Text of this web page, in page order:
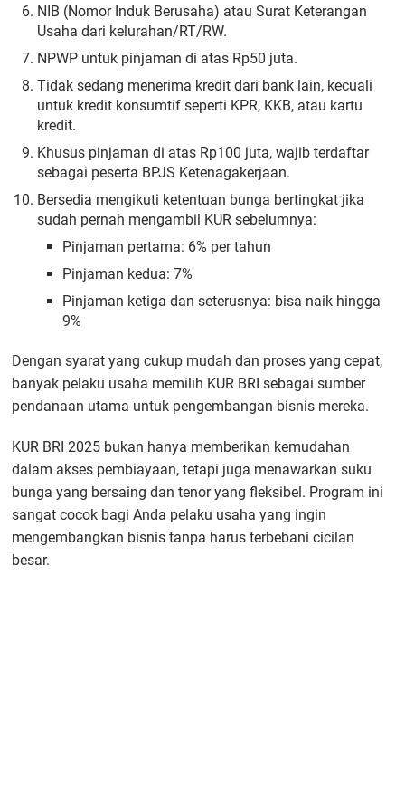
NIB (Nomor Induk Berusaha) atau Surat Keterangan
Usaha dari kelurahan/RT/RW.
NPWP untuk pinjaman di atas Rp50 juta.
Tidak sedang menerima kredit dari bank lain, kecuali
untuk kredit konsumtif seperti KPR, KKB, atau kartu
kredit.
Khusus pinjaman di atas Rp100 juta, wajib terdaftar
sebagai peserta BPJS Ketenagakerjaan.
Bersedia mengikuti ketentuan bunga bertingkat jika
sudah pernah mengambil KUR sebelumnya:
Pinjaman pertama: 6% per tahun
Pinjaman kedua: 7%
Pinjaman ketiga dan seterusnya: bisa naik hingga
9%
Dengan syarat yang cukup mudah dan proses yang cepat,
banyak pelaku usaha memilih KUR BRI sebagai sumber
pendanaan utama untuk pengembangan bisnis mereka.
KUR BRI 2025 bukan hanya memberikan kemudahan
dalam akses pembiayaan, tetapi juga menawarkan suku
bunga yang bersaing dan tenor yang fleksibel. Program ini
sangat cocok bagi Anda pelaku usaha yang ingin
mengembangkan bisnis tanpa harus terbebani cicilan
besar.